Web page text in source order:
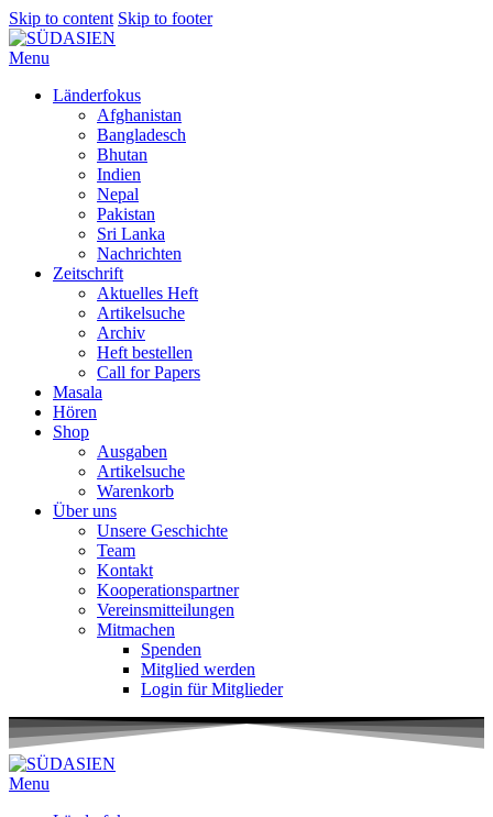
Skip to content Skip to footer
Menu
Länderfokus
Afghanistan
Bangladesch
Bhutan
Indien
Nepal
Pakistan
Sri Lanka
Nachrichten
Zeitschrift
Aktuelles Heft
Artikelsuche
Archiv
Heft bestellen
Call for Papers
Masala
Hören
Shop
Ausgaben
Artikelsuche
Warenkorb
Über uns
Unsere Geschichte
Team
Kontakt
Kooperationspartner
Vereinsmitteilungen
Mitmachen
Spenden
Mitglied werden
Login für Mitglieder
Menu